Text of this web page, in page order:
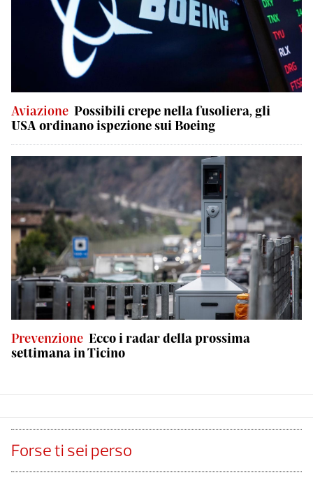
Aviazione Possibili crepe nella fusoliera, gli
USA ordinano ispezione sui Boeing
Prevenzione Ecco i radar della prossima
settimana in Ticino
Forse ti sei perso